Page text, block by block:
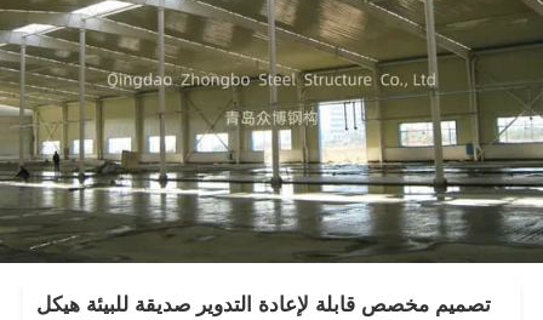
تصميم مخصص قابلة لإعادة التدوير صديقة للبيئة هيكل